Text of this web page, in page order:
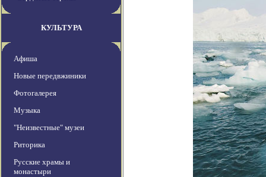
КУЛЬТУРА
Афиша
Новые передвжиники
Фотогалерея
Музыка
"Неизвестные" музеи
Риторика
Русские храмы и
монастыри